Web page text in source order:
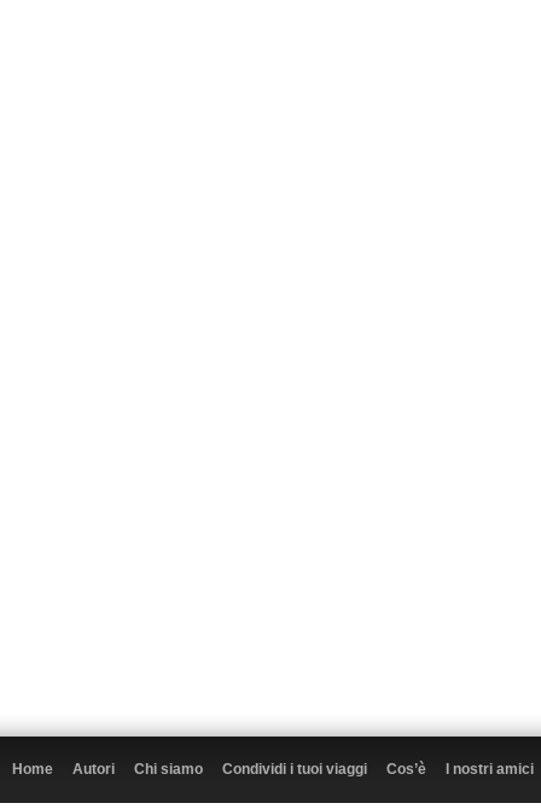
Home Autori Chi siamo Condividi i tuoi viaggi Cos’è I nostri amici